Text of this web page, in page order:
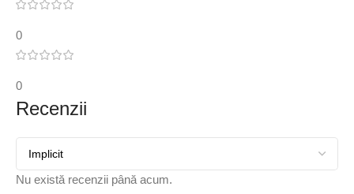
0
0
Recenzii
Nu există recenzii până acum.